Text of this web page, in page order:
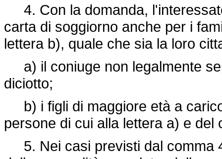
4. Con la domanda,
carta di soggiorno anche per i
lettera b), quale che sia la loro
a) il coniuge non legalmente
diciotto;
b) i figli di maggiore età a
persone di cui alla lettera a) e
5. Nei casi previsti dal comma